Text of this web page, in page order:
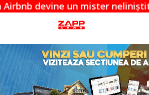
un mister neliniștitor